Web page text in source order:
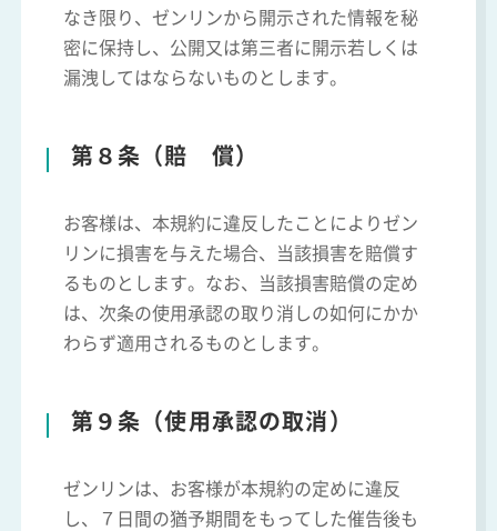
なき限り、ゼンリンから開示された情報を秘
密に保持し、公開又は第三者に開示若しくは
漏洩してはならないものとします。
第８条（賠 償）
お客様は、本規約に違反したことによりゼン
リンに損害を与えた場合、当該損害を賠償す
るものとします。なお、当該損害賠償の定め
は、次条の使用承認の取り消しの如何にかか
わらず適用されるものとします。
第９条（使用承認の取消）
ゼンリンは、お客様が本規約の定めに違反
し、７日間の猶予期間をもってした催告後も